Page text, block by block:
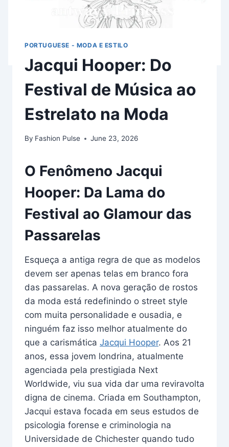
PORTUGUESE - MODA E ESTILO
Jacqui Hooper: Do
Festival de Música ao
Estrelato na Moda
By Fashion Pulse June 23, 2026
O Fenômeno Jacqui
Hooper: Da Lama do
Festival ao Glamour das
Passarelas
Esqueça a antiga regra de que as modelos
devem ser apenas telas em branco fora
das passarelas. A nova geração de rostos
da moda está redefinindo o street style
com muita personalidade e ousadia, e
ninguém faz isso melhor atualmente do
que a carismática Jacqui Hooper. Aos 21
anos, essa jovem londrina, atualmente
agenciada pela prestigiada Next
Worldwide, viu sua vida dar uma reviravolta
digna de cinema. Criada em Southampton,
Jacqui estava focada em seus estudos de
psicologia forense e criminologia na
Universidade de Chichester quando tudo